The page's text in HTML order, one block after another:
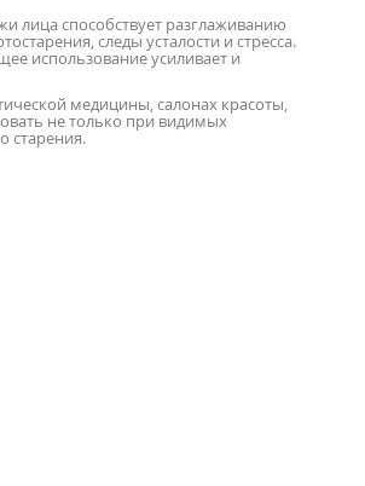
лица способствует разглаживанию
следы усталости и стресса.
использование усиливает и
медицины, салонах красоты,
не только при видимых
старения.